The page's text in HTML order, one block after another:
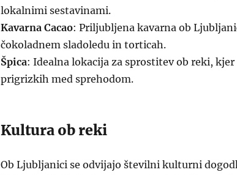
lokalnimi sestavinami.
Kavarna Cacao: Priljubljena kavarna ob
čokoladnem sladoledu in torticah.
Špica: Idealna lokacija za sprostitev ob reki,
prigrizkih med sprehodom.
Kultura ob reki
Ob Ljubljanici se odvijajo številni kulturni